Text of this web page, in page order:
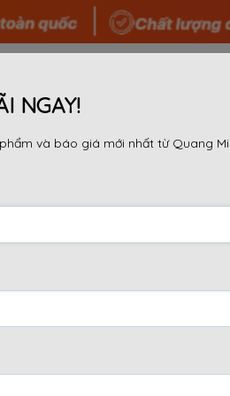
coppha sàn phù hợp là vô
mang lại giải pháp tối ưu
NGAY!
và báo giá mới nhất từ Quang